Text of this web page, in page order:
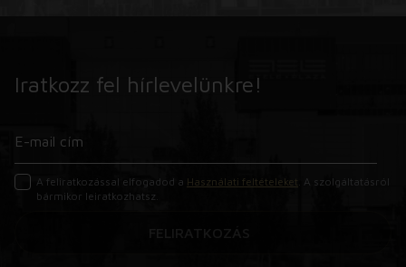
Iratkozz fel hírlevelünkre!
A feliratkozással elfogadod a Használati feltételeket . A szolgáltatásról
bármikor leiratkozhatsz.